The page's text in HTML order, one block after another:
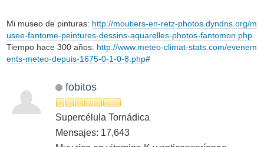
Mi museo de pinturas: http://moutiers-en-retz-photos.dyndns.org/m
usee-fantome-peintures-dessins-aquarelles-photos-fantomon.php
Tiempo hace 300 años: http://www.meteo-climat-stats.com/evenem
ents-meteo-depuis-1675-0-1-0-8.php#
fobitos
Supercélula Tornádica
Mensajes: 17,643